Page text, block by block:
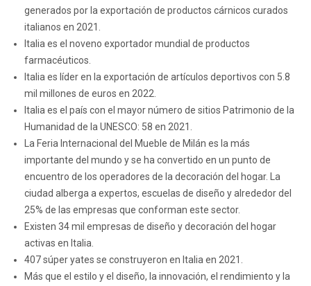
generados por la exportación de productos cárnicos curados
italianos en 2021.
Italia es el noveno exportador mundial de productos
farmacéuticos.
Italia es líder en la exportación de artículos deportivos con 5.8
mil millones de euros en 2022.
Italia es el país con el mayor número de sitios Patrimonio de la
Humanidad de la UNESCO: 58 en 2021.
La Feria Internacional del Mueble de Milán es la más
importante del mundo y se ha convertido en un punto de
encuentro de los operadores de la decoración del hogar. La
ciudad alberga a expertos, escuelas de diseño y alrededor del
25% de las empresas que conforman este sector.
Existen 34 mil empresas de diseño y decoración del hogar
activas en Italia.
407 súper yates se construyeron en Italia en 2021.
Más que el estilo y el diseño, la innovación, el rendimiento y la